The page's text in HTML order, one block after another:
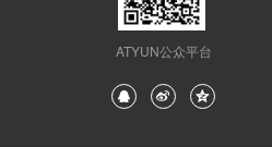
ATYUN公众平台